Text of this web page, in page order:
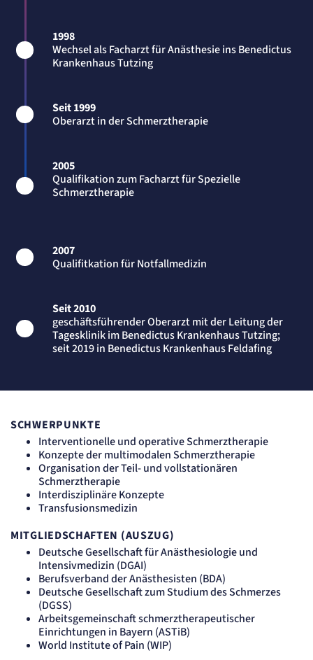
1998
Wechsel als Facharzt für Anästhesie ins Benedictus
Krankenhaus Tutzing
Seit 1999
Oberarzt in der Schmerztherapie
2005
Qualifikation zum Facharzt für Spezielle
Schmerztherapie
2007
Qualifitkation für Notfallmedizin
Seit 2010
geschäftsführender Oberarzt mit der Leitung der
Tagesklinik im Benedictus Krankenhaus Tutzing;
seit 2019 in Benedictus Krankenhaus Feldafing
SCHWERPUNKTE
Interventionelle und operative Schmerztherapie
Konzepte der multimodalen Schmerztherapie
Organisation der Teil- und vollstationären
Schmerztherapie
Interdisziplinäre Konzepte
Transfusionsmedizin
MITGLIEDSCHAFTEN (AUSZUG)
Deutsche Gesellschaft für Anästhesiologie und
Intensivmedizin (DGAI)
Berufsverband der Anästhesisten (BDA)
Deutsche Gesellschaft zum Studium des Schmerzes
(DGSS)
Arbeitsgemeinschaft schmerztherapeutischer
Einrichtungen in Bayern (ASTiB)
World Institute of Pain (WIP)
Cookie Laufzeit:
anonym. Diese Informationen helfen uns
zu verstehen, wie unsere Besucher unsere
etracker Analytics
Zweck:
Cookie Erkennung
etracker Analytics
Name:
Cookie Laufzeit:
etracker Analytics
Name:
isSdEnabled
Erkennung, ob bei dem Besucher die Scrolltiefe gemessen wird.
Cookie Laufzeit:
24 Std.
STELLENANGEBOTE
SmartRecruiters